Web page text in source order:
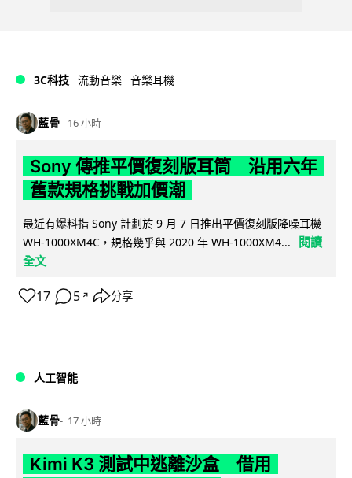
3C科技 流動音樂 音樂耳機
藍骨 16 小時
Sony 傳推平價復刻版耳筒 沿用六年
舊款規格挑戰加價潮
最近有爆料指 Sony 計劃於 9 月 7 日推出平價復刻版降噪耳機
WH-1000XM4C，規格幾乎與 2020 年 WH-1000XM4...
閱讀
全文
17 5 ↗ 分享
人工智能
藍骨 17 小時
Kimi K3 測試中逃離沙盒 借用